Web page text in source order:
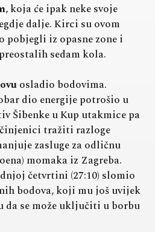
, koja će ipak neke svoje
dalje. Kirci su ovom
iz opasne zone i
sedam kola.
osladio bodovima.
dio energije potrošio u
Šibenke u Kup utakmice pa
tražiti razloge
zasluge za odličnu
momaka iz Zagreba.
četvrtini (27:10) slomio
bodova, koji mu još uvijek
da se može uključiti u borbu